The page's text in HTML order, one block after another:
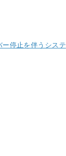
停止を伴うシステ